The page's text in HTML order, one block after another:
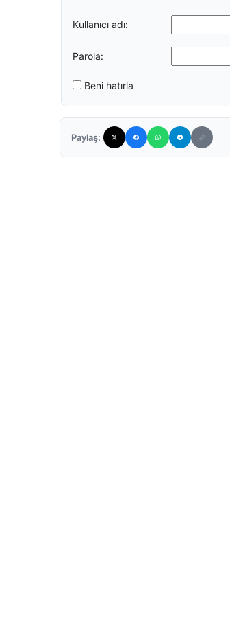
Kullanıcı adı:
Parola:
Beni hatırla
Paylaş: